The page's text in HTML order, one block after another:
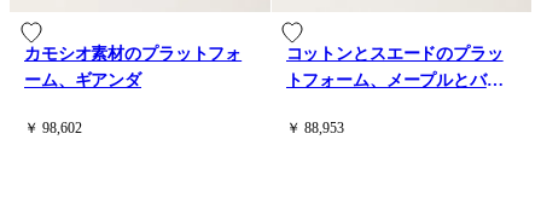
カモシオ素材のプラットフォ
ーム、ギアンダ
￥ 98,602
コットンとスエードのプラッ
トフォーム、メープルとバタ
￥ 88,953